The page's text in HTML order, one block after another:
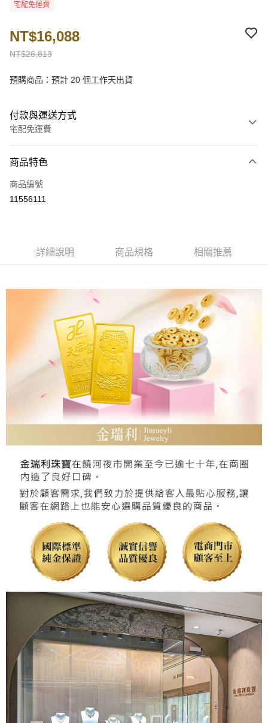
宅配免運費
NT$26,813
NT$16,088
預購商品：預計 20 個工作天出貨
付款與運送方式
宅配免運費
信用卡一次付款
LINE Pay
ATM付款
運送方式
商品特色
商品編號
11556111
詳細說明 商品規格 相關推薦